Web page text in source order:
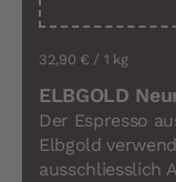
32,90 € / 1 kg
ELBGOLD
Der Espresso
Elbgold
ausschliesslich